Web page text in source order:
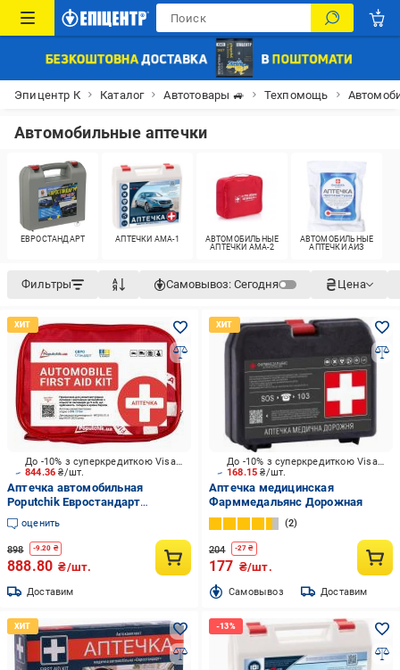
Эпицентр К Каталог Автотовары 🚙 Техпомощь
Автомобильные аптечки
ЕВРОСТАНДАРТ АПТЕЧКИ АМА-1
АВТОМОБИЛЬНЫЕ
АПТЕЧКИ АМА-2
АВТОМОБИЛЬНЫЕ
АПТЕЧКИ АИЗ
Фильтры Самовывоз: Сегодня Цена
844.36₴/шт.
До -10% з суперкредиткою Visa Вигода
Аптечка автомобильная
Poputchik Евростандарт
согласно DIN 13164 (02-035-М)
оценить
898 -9.20 ₴
888.80 ₴/шт.
Доставим
168.15₴/шт.
До -10% з суперкредиткою Visa Вигода
Аптечка медицинская
Фарммедальянс Дорожная
2
204 -27 ₴
177 ₴/шт.
Cамовывоз Доставим